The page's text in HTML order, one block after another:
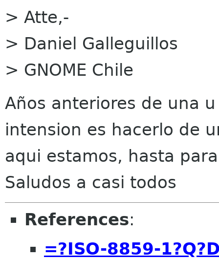
> Atte,-
> Daniel Galleguillos
> GNOME Chile
Años anteriores de una
intension es hacerlo de
aqui estamos, hasta
Saludos a casi todos
References:
=?ISO-8859-